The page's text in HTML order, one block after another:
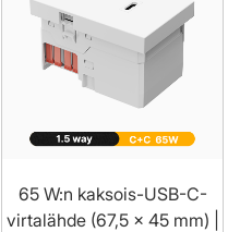
65 W:n kaksois-USB-C-
virtalähde (67,5 x 45 mm) |